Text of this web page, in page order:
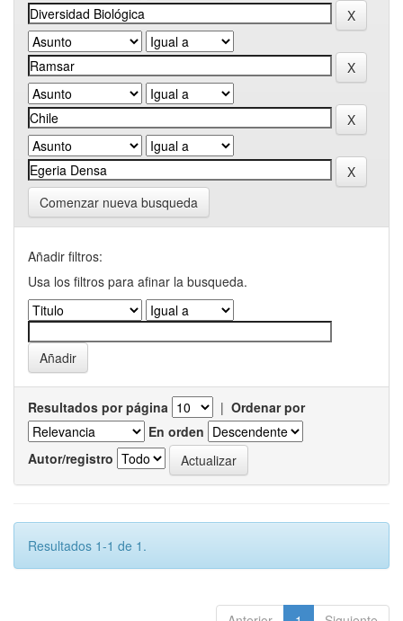
Comenzar nueva busqueda
Añadir filtros:
Usa los filtros para afinar la busqueda.
Resultados por página | Ordenar por
En orden
Autor/registro
Resultados 1-1 de 1.